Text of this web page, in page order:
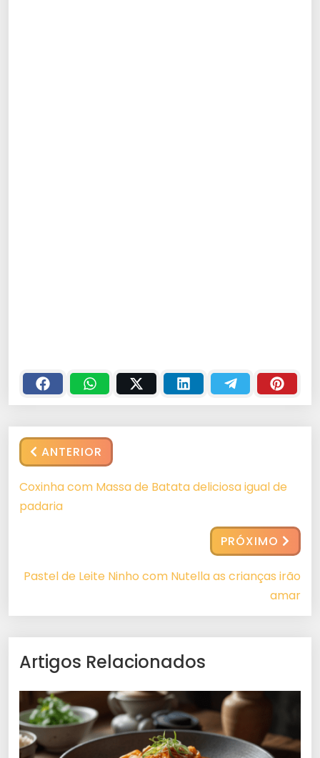
ANTERIOR
Coxinha com Massa de Batata deliciosa igual de
padaria
PRÓXIMO
Pastel de Leite Ninho com Nutella as crianças irão
amar
Artigos Relacionados